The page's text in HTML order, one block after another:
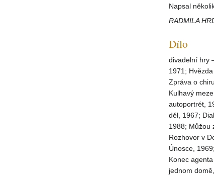
Napsal
RADMILA
Dílo
divadelní hry
1971;
Zpráva o
Kulhavý
autoportrét,
děl, 1967;
1988; Můžou
Rozhovor v
Únosce,
Konec
jednom